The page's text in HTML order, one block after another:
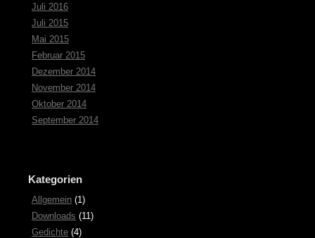
Juli 2016
Juli 2015
Mai 2015
Februar 2015
Dezember 2014
November 2014
Oktober 2014
September 2014
Kategorien
Allgemein (1)
Downloads (11)
Gedichte (4)